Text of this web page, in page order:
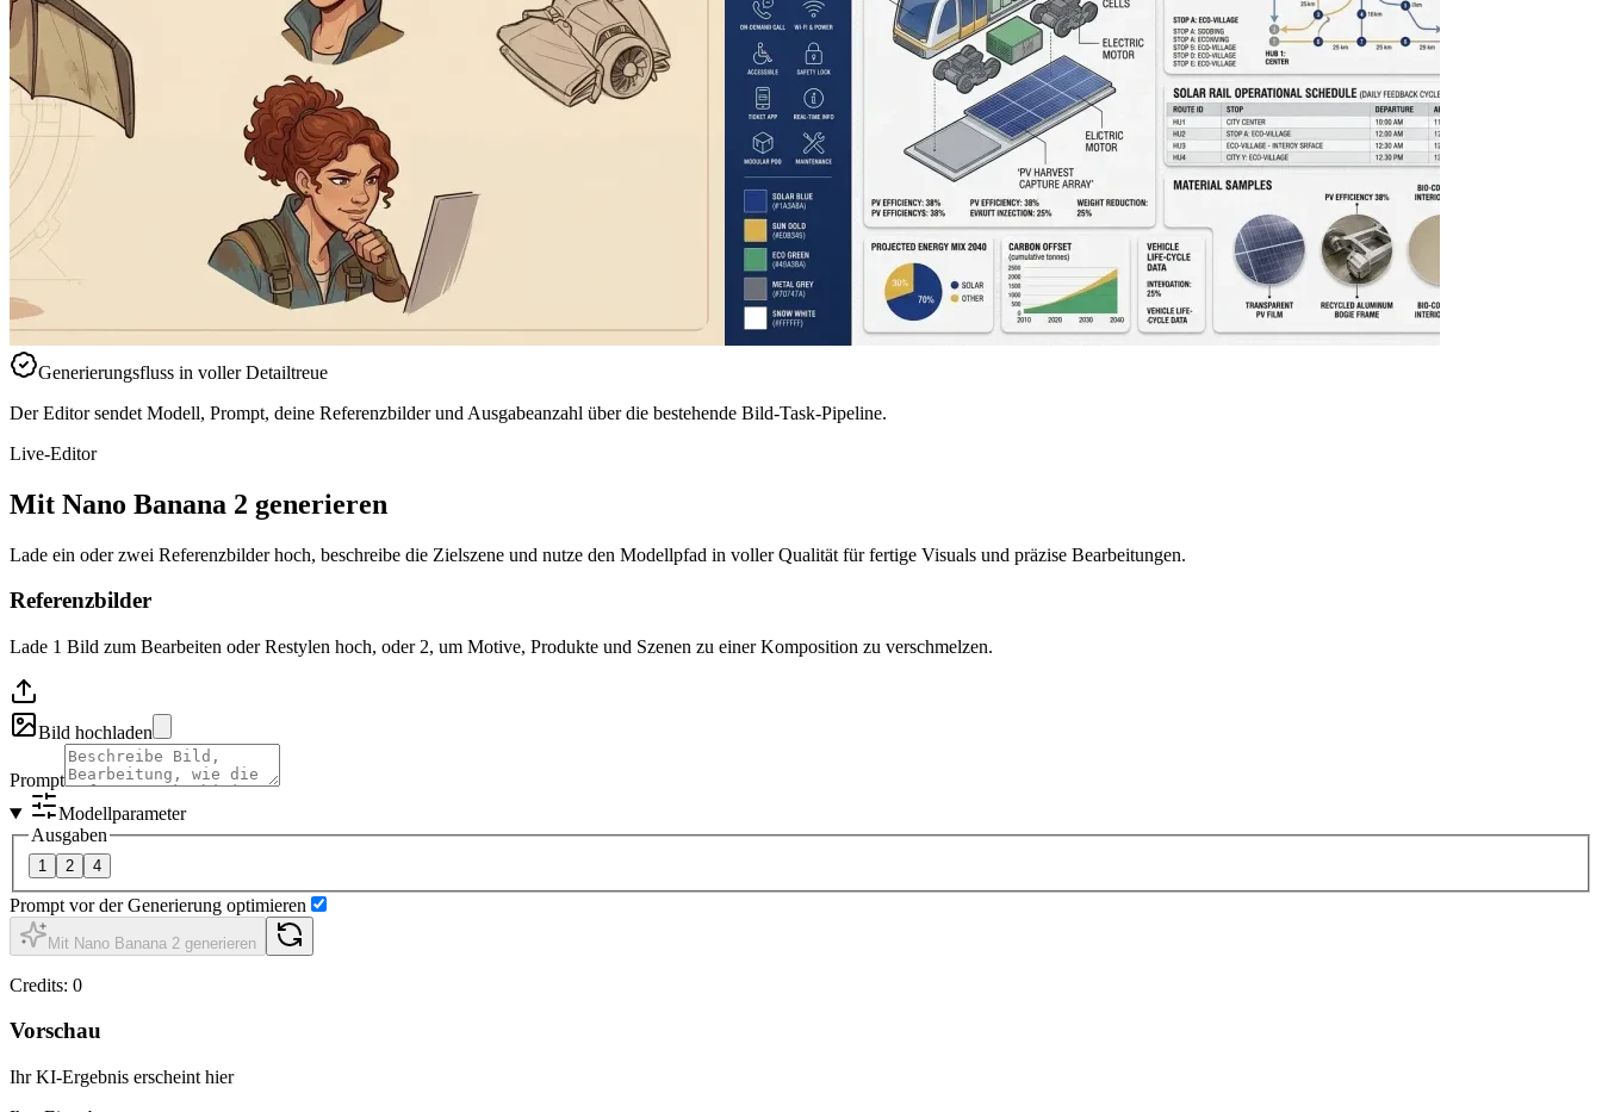
Generierungsfluss in voller Detailtreue
Der Editor sendet Modell, Prompt, deine Referenzbilder und Ausgabeanzahl über die bestehende Bild-Task-Pipeline.
Live-Editor
Mit Nano Banana 2 generieren
Lade ein oder zwei Referenzbilder hoch, beschreibe die Zielszene und nutze den Modellpfad in voller Qualität für fertige Visuals und präzise Bearbeitungen.
Referenzbilder
Lade 1 Bild zum Bearbeiten oder Restylen hoch, oder 2, um Motive, Produkte und Szenen zu einer Komposition zu verschmelzen.
Bild hochladen
Prompt
Modellparameter
Ausgaben
1 2 4
Prompt vor der Generierung optimieren
Mit Nano Banana 2 generieren
Credits: 0
Vorschau
Ihr KI-Ergebnis erscheint hier